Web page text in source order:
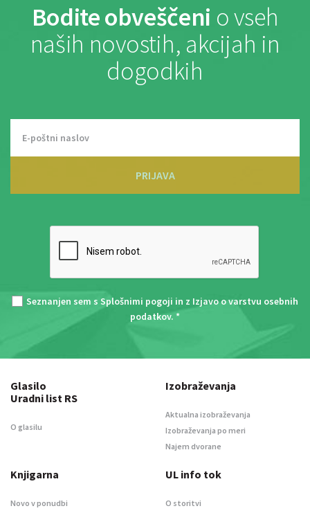
Bodite obveščeni o vseh
naših novostih, akcijah in
dogodkih
PRIJAVA
Seznanjen sem s Splošnimi pogoji in z Izjavo o varstvu osebnih
podatkov. *
Glasilo
Uradni list RS
O glasilu
Izobraževanja
Aktualna izobraževanja
Izobraževanja po meri
Najem dvorane
Knjigarna
Novo v ponudbi
UL info tok
O storitvi